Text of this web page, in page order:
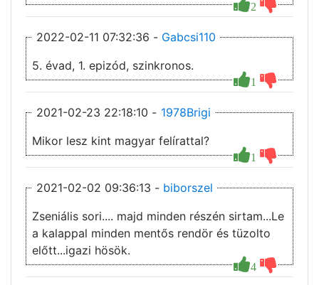
2
2022-02-11 07:32:36 - Gabcsi110
1
5. évad, 1. epizód, szinkronos.
2021-02-23 22:18:10 - 1978Brigi
1
Mikor lesz kint magyar felírattal?
2021-02-02 09:36:13 - biborszel
4
Zseniális sori.... majd minden részén sirtam...Le
a kalappal minden mentős rendör és tüzolto
előtt...igazi hösök.